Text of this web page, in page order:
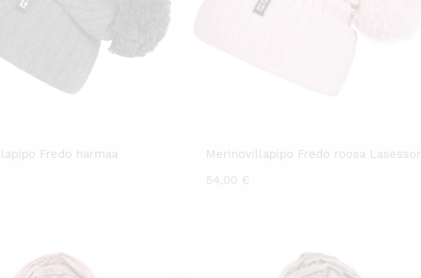
Fredo harmaa
Merinovillapipo Fredo roosa Lasessor
54,00 €